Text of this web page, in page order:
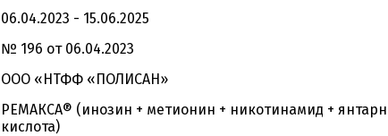
06.04.2023 - 15.06.2025
№ 196 от 06.04.2023
ООО «НТФФ «ПОЛИСАН»
РЕМАКСА® (инозин + метионин + никотинамид +
кислота)